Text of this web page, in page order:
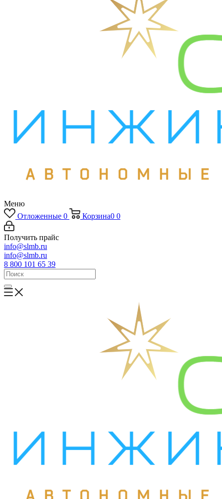
Меню
Отложенные 0 Корзина0 0
Получить прайс
info@slmb.ru
info@slmb.ru
8 800 101 65 39